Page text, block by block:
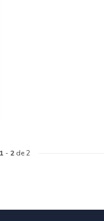
1 - 2 de 2